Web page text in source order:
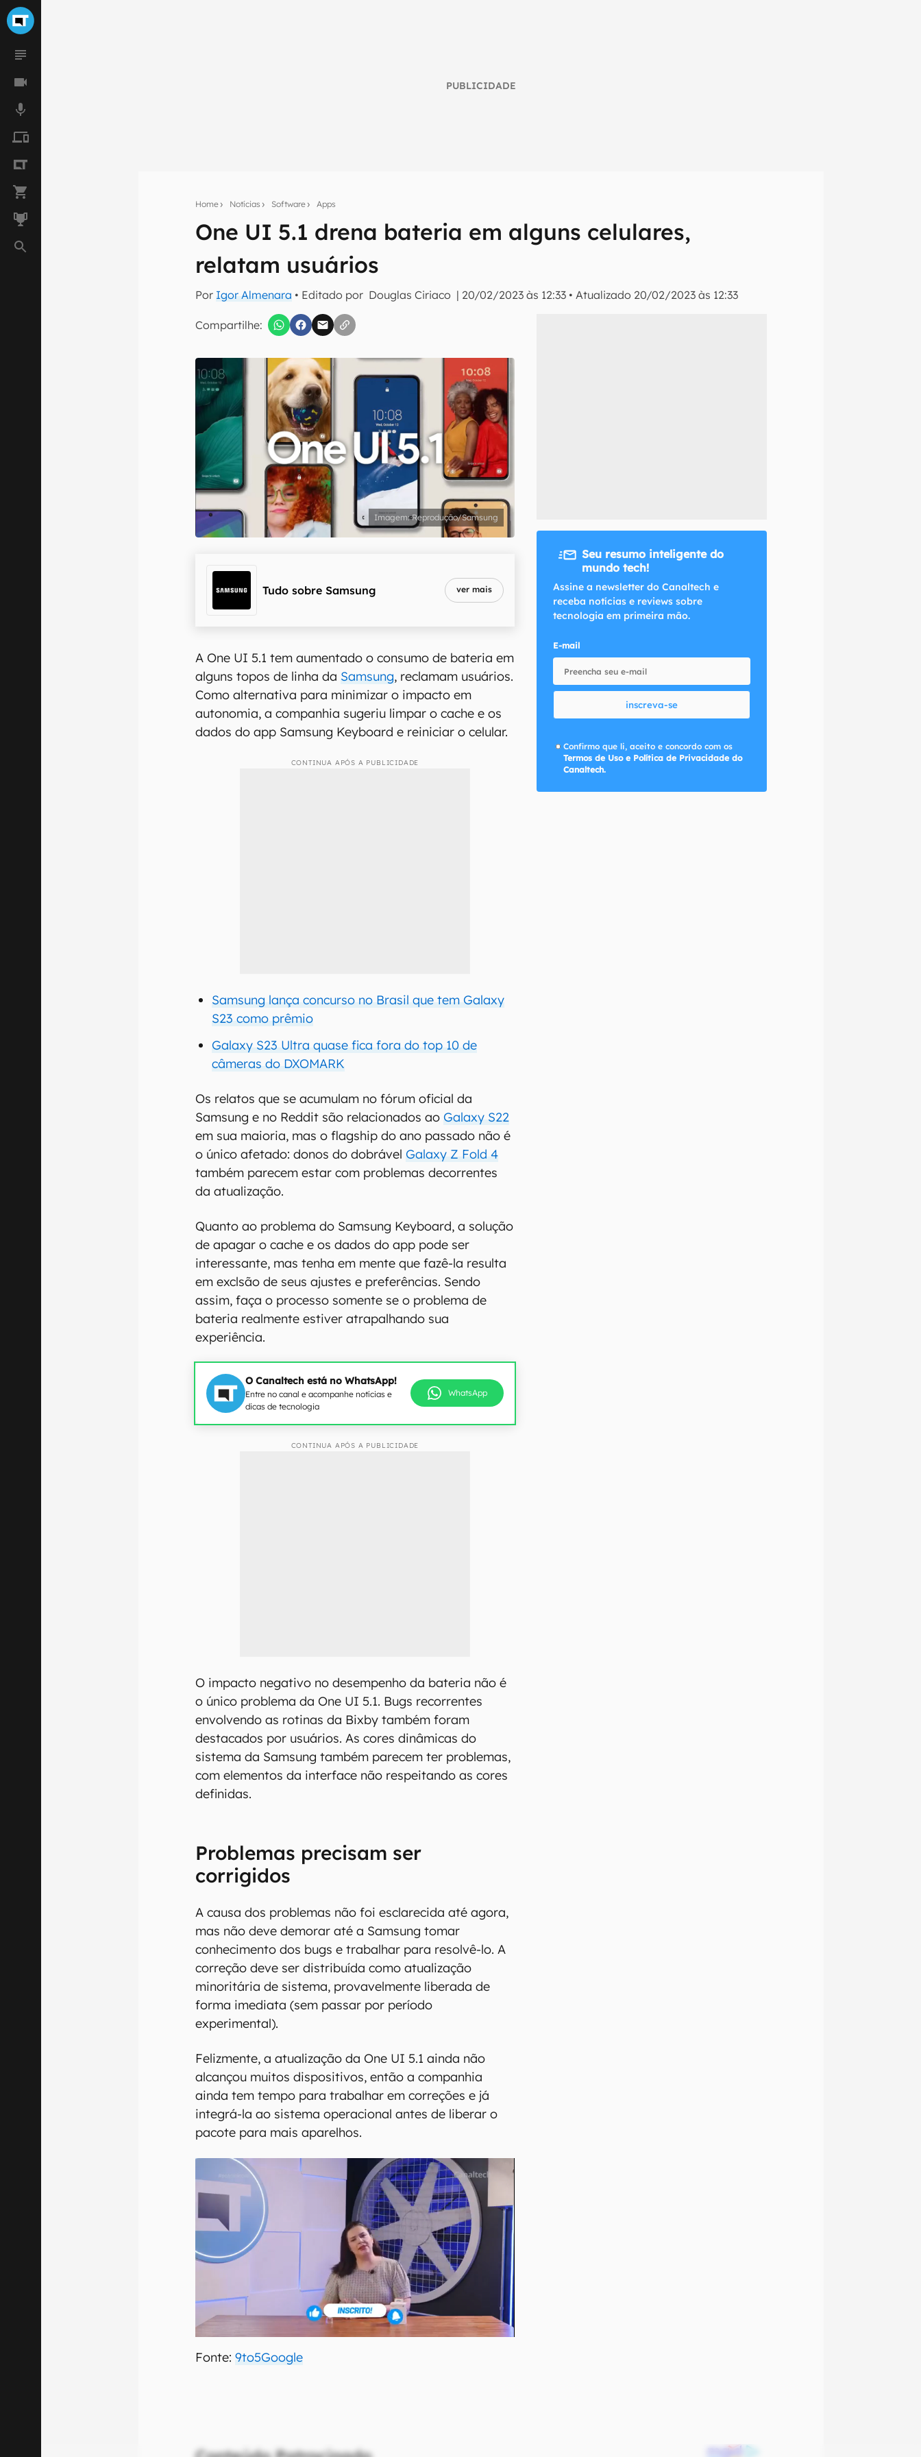
PUBLICIDADE
Home Notícias Software Apps
One UI 5.1 drena bateria em alguns celulares,
relatam usuários
Por Igor Almenara • Editado por Douglas Ciriaco | 20/02/2023 às 12:33 •Atualizado 20/02/2023 às 12:33
Compartilhe:
Seu resumo inteligente do mundo tech!
Assine a newsletter do Canaltech e receba notícias e reviews sobre tecnologia em primeira
Confirmo que li, aceito e concordo com os Termos de Uso e Política de Privacidade do Canaltech.
Reprodução/Samsung
Tudo sobre Samsung ver mais
A One UI 5.1 tem aumentado o consumo de bateria em
alguns topos de linha da Samsung, reclamam usuários.
Como alternativa para minimizar o impacto em
autonomia, a companhia sugeriu limpar o cache e os
dados do app Samsung Keyboard e reiniciar o celular.
CONTINUA APÓS A PUBLICIDADE
Samsung lança concurso no Brasil que tem Galaxy
S23 como prêmio
Galaxy S23 Ultra quase fica fora do top 10 de
câmeras do DXOMARK
Os relatos que se acumulam no fórum oficial da
Samsung e no Reddit são relacionados aoGalaxy S22
em sua maioria, mas o flagship do ano passado não é
o único afetado: donos do dobrávelGalaxy Z Fold 4
também parecem estar com problemas decorrentes
da atualização.
Quanto ao problema do Samsung Keyboard, a solução
de apagar o cache e os dados do app pode ser
interessante, mas tenha em mente que fazê-la resulta
em exclsão de seus ajustes e preferências. Sendo
assim, faça o processo somente se o problema de
bateria realmente estiver atrapalhando sua
experiência.
O Canaltech está no WhatsApp!
Entre no canal e acompanhe notícias e
dicas de tecnologia
WhatsApp
CONTINUA APÓS A PUBLICIDADE
O impacto negativo no desempenho da bateria não é
o único problema da One UI 5.1. Bugs recorrentes
envolvendo as rotinas da Bixby também foram
destacados por usuários. As cores dinâmicas do
sistema da Samsung também parecem ter problemas,
com elementos da interface não respeitando as cores
definidas.
Problemas precisam ser
corrigidos
A causa dos problemas não foi esclarecida até agora,
mas não deve demorar até a Samsung tomar
conhecimento dos bugs e trabalhar para resolvê-lo. A
correção deve ser distribuída como atualização
minoritária de sistema, provavelmente liberada de
forma imediata (sem passar por período
experimental).
Felizmente, a atualização da One UI 5.1 ainda não
alcançou muitos dispositivos, então a companhia
ainda tem tempo para trabalhar em correções e já
integrá-la ao sistema operacional antes de liberar o
pacote para mais aparelhos.
Fonte:9to5Google
Seu resumo inteligente do
mundo tech!
Assine a newsletter do Canaltech e
receba notícias e reviews sobre
tecnologia em primeira mão.
E-mail
inscreva-se
Confirmo que li, aceito e concordo com os
Termos de Uso e Política de Privacidade do
Canaltech.